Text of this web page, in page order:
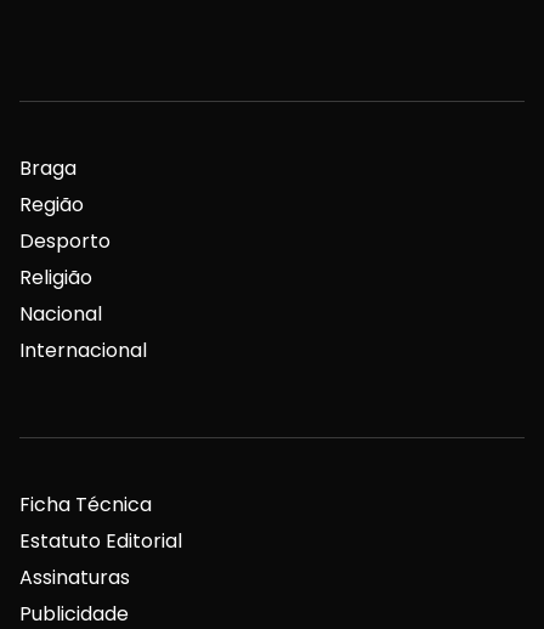
Braga
Região
Desporto
Religião
Nacional
Internacional
Ficha Técnica
Estatuto Editorial
Assinaturas
Publicidade